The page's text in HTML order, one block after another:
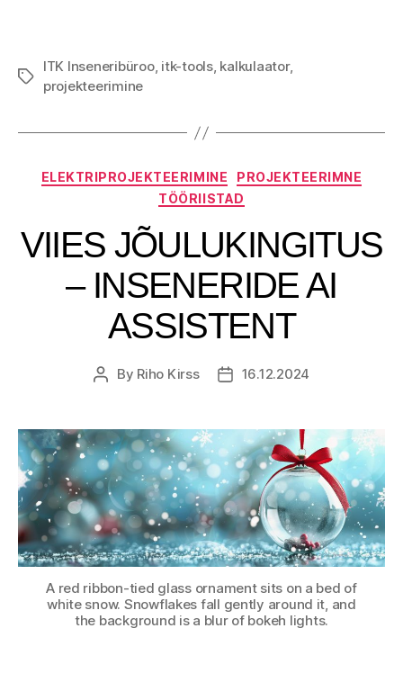
Tags
ITK Inseneribüroo, itk-tools, kalkulaator,
projekteerimine
Categories
ELEKTRIPROJEKTEERIMINE
PROJEKTEERIMNE
TÖÖRIISTAD
VIIES JÕULUKINGITUS
– INSENERIDE AI
ASSISTENT
Post
By Riho Kirss
Post16.12.2024
A red ribbon-tied glass ornament sits on a bed of
white snow. Snowflakes fall gently around it, and
the background is a blur of bokeh lights.